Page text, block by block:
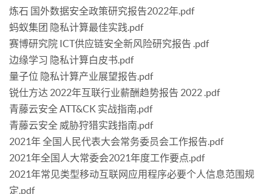
炼石 国外数据安全政策研究报告2022年.pdf
蚂蚁集团 隐私计算最佳实践.pdf
赛博研究院 ICT供应链安全新风险研究报告 .pdf
边缘学习 隐私计算白皮书.pdf
量子位 隐私计算产业展望报告.pdf
锐仕方达 2022年互联行业薪酬趋势报告 2022 .pdf
青藤云安全 ATT&CK 实战指南.pdf
青藤云安全 威胁狩猎实践指南.pdf
2021年 全国人民代表大会常务委员会工作报告.pdf
2021年全国人大常委会2021年度工作要点.pdf
2021年常见类型移动互联网应用程序必要个人信息范围规
定.pdf